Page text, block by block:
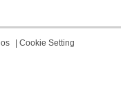
| Cookie Setting